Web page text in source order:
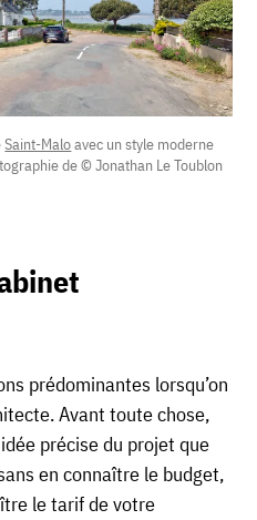
Saint-Maloavec un style moderne
de © Jonathan Le Toublon
prédominantes lorsqu’on
Avant toute chose,
précise du projet que
en connaître le budget,
le tarif de votre